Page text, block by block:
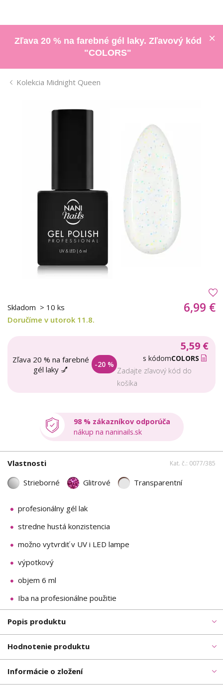
Zľava 20 % na farebné gél laky. Zľavový kód
"COLORS"
Kolekcia Midnight Queen
Skladom > 10 ks
Doručíme v utorok 11.8.
6,99 €
Zľava 20 % na farebné
gél laky 💅
-20 %
5,59 €
s kódomCOLORS
Zadajte zľavový kód do
košíka
98 % zákazníkov odporúča
nákup na naninails.sk
Vlastnosti Kat. č.: 0077/385
Strieborné Glitrové Transparentní
profesionálny gél lak
stredne hustá konzistencia
možno vytvrdiť v UV i LED lampe
výpotkový
objem 6 ml
Iba na profesionálne použitie
Popis produktu
Hodnotenie produktu
Informácie o zložení